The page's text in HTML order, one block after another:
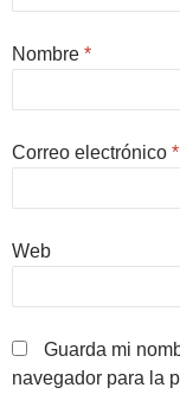
Nombre *
Correo electrónico *
Web
Guarda mi
navegador para la